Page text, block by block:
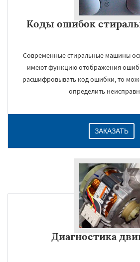
Коды ошибок
Современные стиральные машины
имеют функцию отображения
расшифровывать код ошибки, то
определить
ЗАКАЗАТЬ
Диагностика